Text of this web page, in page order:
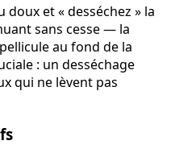
doux et « desséchez » la
sans cesse — la
au fond de la
: un desséchage
qui ne lèvent pas